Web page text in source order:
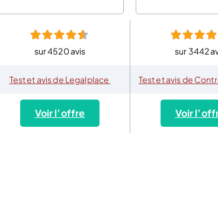
sur 4520 avis
Test et avis de Legalplace
Voir l’offre
sur 3442
Test et avis de
Voir